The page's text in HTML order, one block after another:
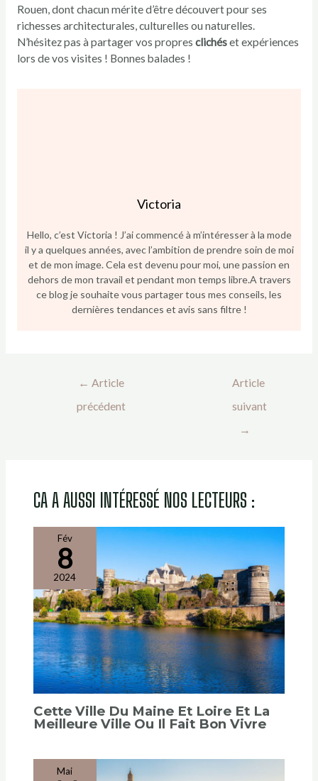
Rouen, dont chacun mérite d’être découvert pour ses
richesses architecturales, culturelles ou naturelles.
N’hésitez pas à partager vos propres clichéset expériences
lors de vos visites ! Bonnes balades !
Hello, c’est Victoria ! J’ai commencé à m’intéresser à la mode
et de mon image. Cela est devenu pour moi, une passion en
dehors de mon travail et pendant mon temps libre.A travers
ce blog je souhaite vous partager tous mes conseils, les
dernières tendances et avis sans filtre !
Fév
8
2024
Cette Ville Du Maine Et Loire Et La
Meilleure Ville Ou Il Fait Bon Vivre
11
2025